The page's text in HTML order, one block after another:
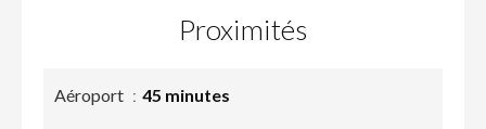
Proximités
Aéroport 45 minutes